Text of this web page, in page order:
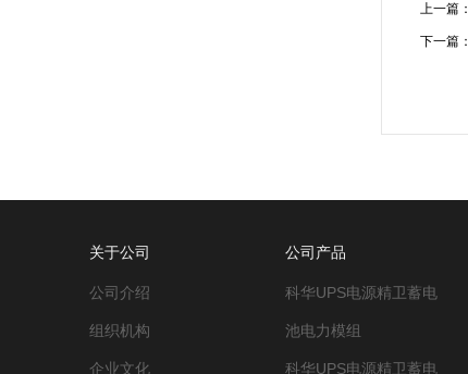
上一篇：
下一篇：
关于公司
公司介绍
组织机构
企业文化
公司产品
科华UPS电源精卫蓄电
池电力模组
科华UPS电源精卫蓄电